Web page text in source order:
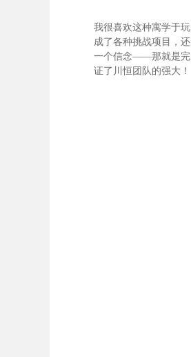
我很喜欢这种寓学于
成了各种挑战项目，
一个信念——那就是完
证了川恒团队的强大！